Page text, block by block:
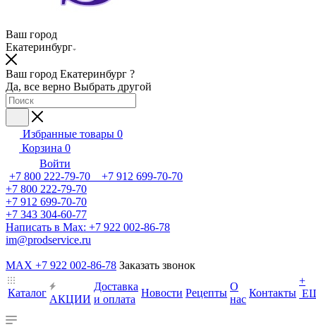
Ваш город
Екатеринбург
Ваш город Екатеринбург ?
Да, все верно Выбрать другой
Избранные товары 0
Корзина 0
Войти
+7 800 222-79-70 +7 912 699-70-70
+7 800 222-79-70
+7 912 699-70-70
+7 343 304-60-77
Написать в Max: +7 922 002-86-78
im@prodservice.ru
MAX +7 922 002-86-78 Заказать звонок
Каталог
АКЦИИ
Доставка
и оплата
Новости Рецепты
О
нас
Контакты
+